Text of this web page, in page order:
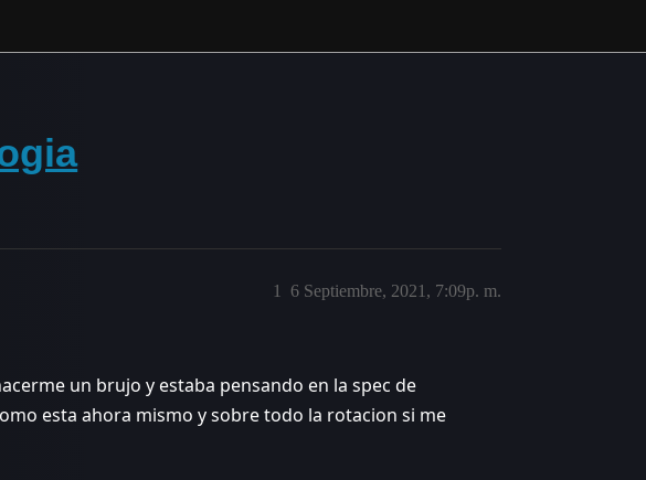
6 Septiembre, 2021, 7:09p. m.
1
un brujo y estaba pensando en la spec de
esta ahora mismo y sobre todo la rotacion si me